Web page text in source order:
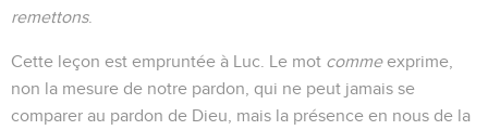
remettons.
Cette leçon est empruntée à Luc. Le mot commeexprime,
non la mesure de notre pardon, qui ne peut jamais se
comparer au pardon de Dieu, mais la présence en nous de la